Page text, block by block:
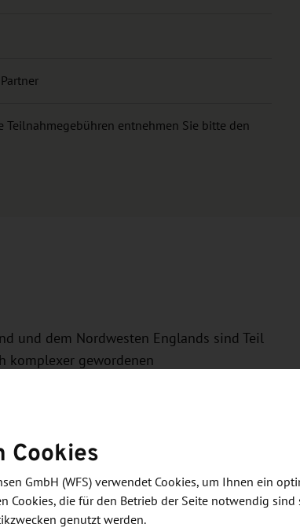
Teilnahmegebühren entnehmen Sie bitte den
und dem Nordwesten Englands sind Teil
komplexer gewordenen
allem von Wertschöpfungsketten in der
geprägt. Dabei dient der Nordwesten mit
als wichtiger Hub für den
Steuerfragen. Die West-Midlands, zu
Partnerstadt Coventry gehören, gelten
von Chemnitz, blickt auf eine
Cookies
GmbH (WFS) verwendet Cookies, um Ihnen ein
Cookies, die für den Betrieb der Seite notwendig
genutzt werden.